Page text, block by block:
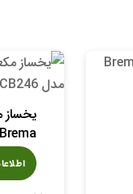
Brema مدل CB246